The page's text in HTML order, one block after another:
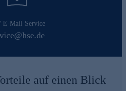
E-Mail-Service
auf einen Blick